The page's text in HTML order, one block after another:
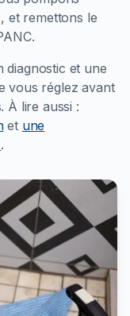
et remettons le
diagnostic et une
vous réglez avant
À lire aussi :
et une
.